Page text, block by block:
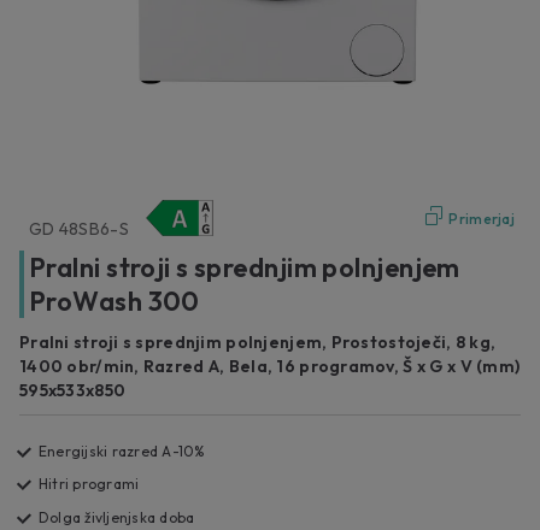
Primerjaj
GD 48SB6-S
Pralni stroji s sprednjim polnjenjem
ProWash 300
Pralni stroji s sprednjim polnjenjem, Prostostoječi, 8 kg,
1400 obr/min, Razred A, Bela, 16 programov, Š x G x V (mm)
595x533x850
Energijski razred A-10%
Hitri programi
Dolga življenjska doba